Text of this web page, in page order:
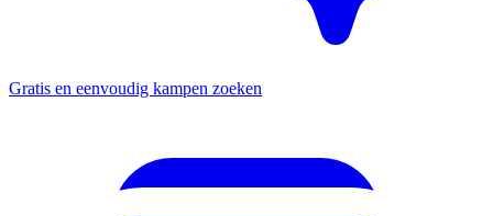
Gratis en eenvoudig kampen zoeken